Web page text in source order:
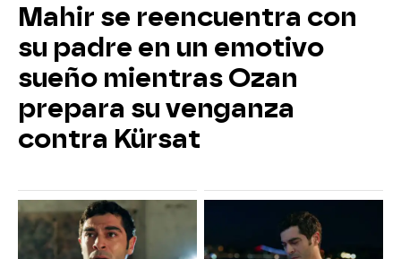
Mahir se reencuentra con
su padre en un emotivo
sueño mientras Ozan
prepara su venganza
contra Kürsat